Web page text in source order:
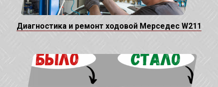
Диагностика и ремонт ходовой Мерседес W211